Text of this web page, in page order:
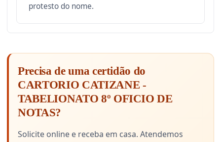
protesto do nome.
Precisa de uma certidão do
CARTORIO CATIZANE -
TABELIONATO 8º OFICIO DE
NOTAS?
Solicite online e receba em casa. Atendemos